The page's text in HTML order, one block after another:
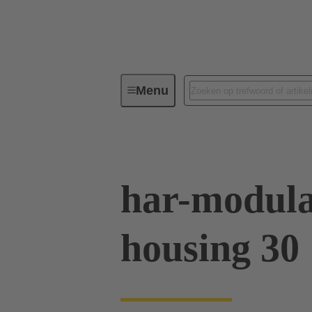
MenuSerie
har-
housing 30